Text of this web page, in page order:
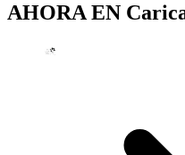
AHORA EN